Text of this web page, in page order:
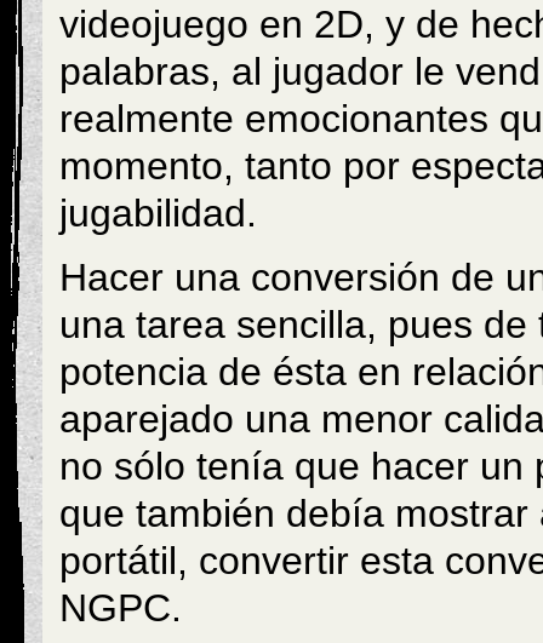
videojuego en 2D, y de
palabras, al jugador le
realmente emocionantes
momento, tanto por
jugabilidad.
Hacer una conversión de
una tarea sencilla, pues
potencia de ésta en
aparejado una menor
no sólo tenía que hacer
que también debía
portátil, convertir esta
NGPC.